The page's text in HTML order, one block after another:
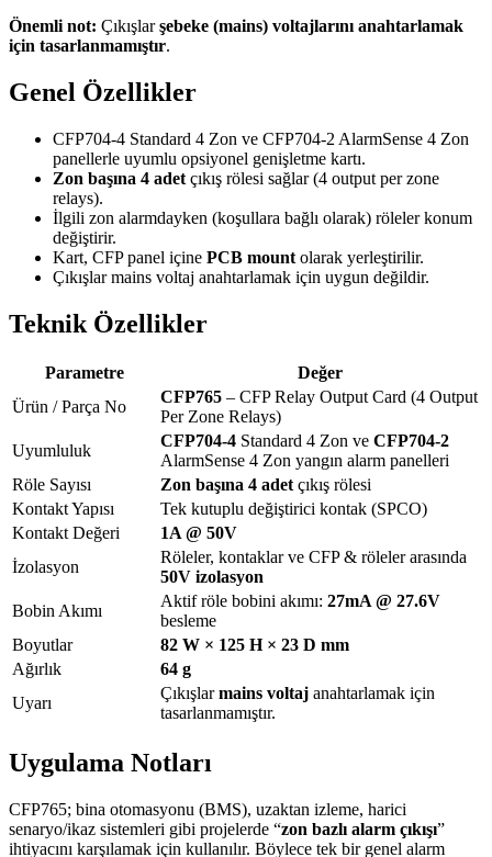
Önemli not: Çıkışlarşebeke (mains) voltajlarını anahtarlamak
için tasarlanmamıştır.
Genel Özellikler
CFP704-4 Standard 4 Zon ve CFP704-2 AlarmSense 4 Zon
panellerle uyumlu opsiyonel genişletme kartı.
Zon başına 4 adet çıkış rölesi sağlar (4 output per zone
relays).
İlgili zon alarmdayken (koşullara bağlı olarak) röleler konum
değiştirir.
Kart, CFP panel içine PCB mount olarak yerleştirilir.
Çıkışlar mains voltaj anahtarlamak için uygun değildir.
Teknik Özellikler
Parametre
Değer
Ürün / Parça No
CFP765 – CFP Relay Output Card (4 Output
Per Zone Relays)
Uyumluluk
CFP704-4 Standard 4 Zon ve CFP704-2
AlarmSense 4 Zon yangın alarm panelleri
Röle Sayısı
Zon başına 4 adetçıkış rölesi
Kontakt Yapısı
Tek kutuplu değiştirici kontak (SPCO)
Kontakt Değeri
1A @ 50V
İzolasyon
Röleler, kontaklar ve CFP & röleler arasında
50V izolasyon
Bobin Akımı
Aktif röle bobini akımı: 27mA @ 27.6V
besleme
Boyutlar
82 W × 125 H × 23 D mm
Ağırlık
64 g
Uyarı
Çıkışlarmains voltaj anahtarlamak için
tasarlanmamıştır.
Uygulama Notları
CFP765; bina otomasyonu (BMS), uzaktan izleme, harici
senaryo/ikaz sistemleri gibi projelerde “zon bazlı alarm çıkışı”
ihtiyacını karşılamak için kullanılır. Böylece tek bir genel alarm